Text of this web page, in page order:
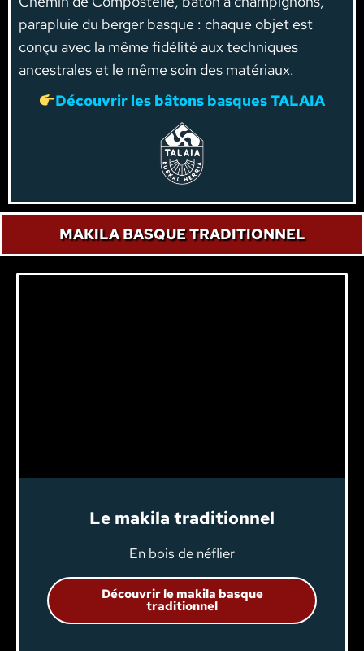
parapluie du berger basque : chaque objet est
conçu avec la même fidélité aux techniques
ancestrales et le même soin des matériaux.
Découvrir les bâtons basques TALAIA
MAKILA BASQUE TRADITIONNEL
Le makila traditionnel
En bois de néflier
Découvrir le makila basque
traditionnel